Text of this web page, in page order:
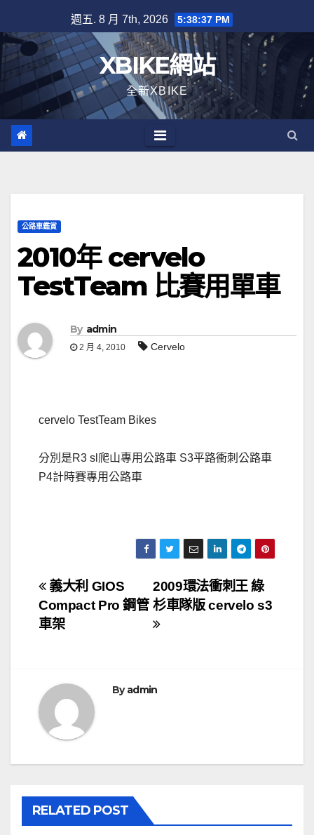
to
content
週五. 8 月 7th, 2026 5:38:37 PM
XBIKE網站
全新XBIKE
公路車鑑賞
2010年 cervelo
TestTeam 比賽用單車
By admin
2 月 4, 2010 Cervelo
cervelo TestTeam Bikes
分別是R3 sl爬山專用公路車 S3平路衝刺公路車
P4計時賽專用公路車
文
章
覽
2009環法衝刺王 綠
杉車隊版 cervelo s3
義大利 GIOS
Compact Pro 鋼管
車架
Byadmin
RELATED POST